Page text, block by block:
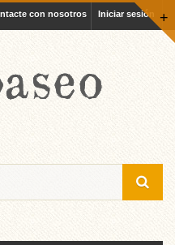
+
Iniciar sesión
con nosotros